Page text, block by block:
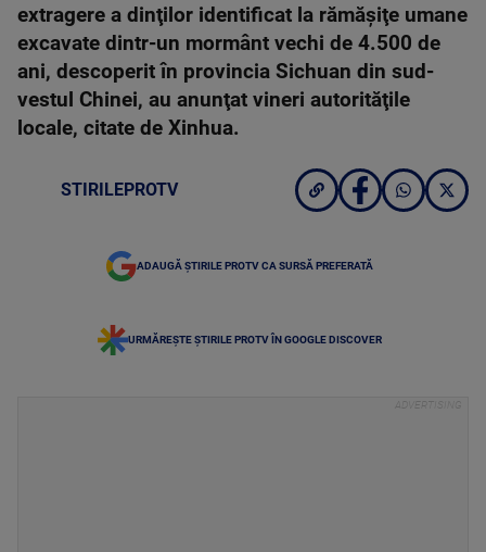
extragere a dinţilor identificat la rămăşiţe umane
excavate dintr-un mormânt vechi de 4.500 de
ani, descoperit în provincia Sichuan din sud-
vestul Chinei, au anunţat vineri autorităţile
locale, citate de Xinhua.
STIRILEPROTV
ADAUGĂ ȘTIRILE PROTV CA SURSĂ PREFERATĂ
URMĂREȘTE ȘTIRILE PROTV ÎN GOOGLE DISCOVER